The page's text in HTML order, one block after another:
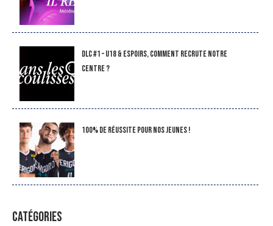
DLC #1 – U18 & Espoirs, comment recrute notre
Centre ?
100% de réussite pour nos jeunes !
CATÉGORIES